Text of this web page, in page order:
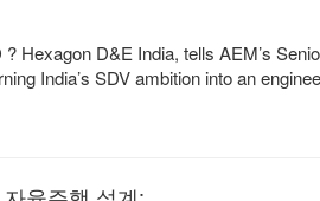
Hexagon D&E India, tells AEM’s
India’s SDV ambition into an